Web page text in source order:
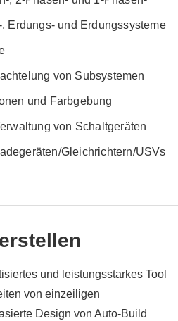
, Erdungs- und Erdungssysteme
von Subsystemen
und Farbgebung
von Schaltgeräten
Gleichrichtern/USVs
und leistungsstarkes Tool
von einzeiligen
Design von Auto-Build